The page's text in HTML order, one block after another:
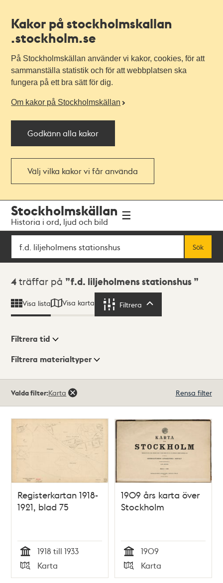
Kakor på stockholmskallan
.stockholm.se
På Stockholmskällan använder vi kakor, cookies, för att
sammanställa statistik och för att webbplatsen ska
fungera på ett bra sätt för dig.
Om kakor på Stockholmskällan
Godkänn alla kakor
Välj vilka kakor vi får använda
navigationen
huvudinnehållet
Stockholmskällan
Historia i ord, ljud och bild
Sök
Sök
Sökresultat
4 träffar på f.d. liljeholmens stationshus
Visa lista Visa karta Filtrera
Visningsläge
Filtrera tid
Filtrera materialtyper
träffar
Valda filter:Karta Rensa filter
Registerkartan 1918-
1921, blad 75
Tid
1918 till 1933
Typ
Karta
1909 års karta över
Stockholm
Tid
1909
Typ
Karta